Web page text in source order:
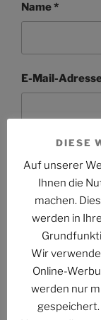
Name*
E-Mail-
Website
Vorheriger
ZURÜCK
DIESE
Auf unserer
Ihnen die
machen.
werden in
Wir
Online-
werden nur
gespeichert.